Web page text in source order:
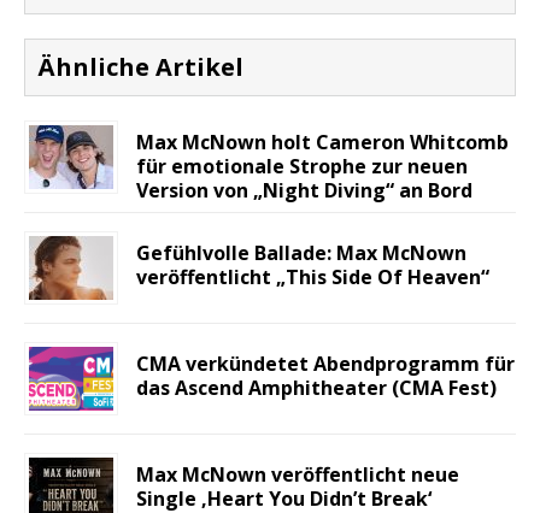
Ähnliche Artikel
Max McNown holt Cameron Whitcomb
für emotionale Strophe zur neuen
Version von „Night Diving“ an Bord
Gefühlvolle Ballade: Max McNown
veröffentlicht „This Side Of Heaven“
CMA verkündetet Abendprogramm für
das Ascend Amphitheater (CMA Fest)
Max McNown veröffentlicht neue
Single ‚Heart You Didn’t Break‘